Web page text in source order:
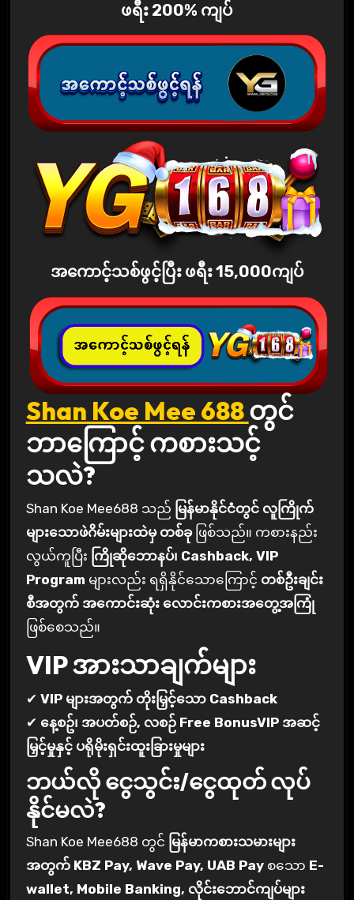
ဖရီး 200% ကျပ်
အကောင့်သစ်ဖွင့်ပြီး ဖရီး 15,000ကျပ်
Shan Koe Mee 688တွင်
ဘာကြောင့် ကစားသင့်
သလဲ?
Shan Koe Mee688 သည် မြန်မာနိုင်ငံတွင် လူကြိုက်
များသောဖဲဂိမ်းများထဲမှ တစ်ခုဖြစ်သည်။ ကစားနည်း
လွယ်ကူပြီး ကြိုဆိုဘောနပ်၊ Cashback, VIP
Program များလည်း ရရှိနိုင်သောကြောင့် တစ်ဦးချင်း
စီအတွက် အကောင်းဆုံး လောင်းကစားအတွေ့အကြုံ
ဖြစ်စေသည်။
VIP အားသာချက်များ
✔ VIP များအတွက် တိုးမြှင့်သော Cashback
✔ နေ့စဥ်၊ အပတ်စဉ်, လစဉ် Free BonusVIP အဆင့်
မြှင့်မှုနှင့် ပရိုမိုးရှင်းထူးခြားမှုများ
ဘယ်လို ငွေသွင်း/ငွေထုတ် လုပ်
နိုင်မလဲ?
Shan Koe Mee688 တွင် မြန်မာကစားသမားများ
အတွက် KBZ Pay, Wave Pay, UAB Payစသော E-
wallet, Mobile Banking, လိုင်းဘောင်ကျပ်များ